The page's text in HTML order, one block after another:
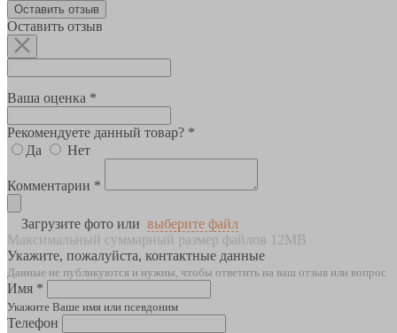
Оставить отзыв
Оставить отзыв
Ваша оценка *
Рекомендуете данный товар? *
Да
Нет
Комментарии *
Загрузите фото или выберите файл
Максимальный суммарный размер файлов 12MB
Укажите, пожалуйста, контактные данные
Данные не публикуются и нужны, чтобы ответить на ваш отзыв или вопрос
Имя *
Укажите Ваше имя или псевдоним
Телефон